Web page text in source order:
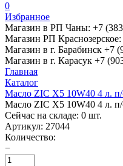
0
Избранное
Магазин в РП Чаны: +7
Магазин РП Краснозерское:
Магазин в г. Барабинск +7
Магазин в г. Карасук +7
Главная
Каталог
Масло ZIC X5 10W40 4 л.
Масло ZIC X5 10W40 4 л.
Сейчас на складе: 0 шт.
Артикул: 27044
Количество:
−